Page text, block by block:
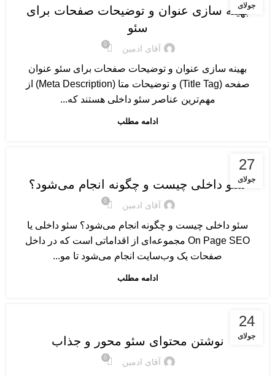
جولای
بهینه سازی عنوان و توضیحات صفحات برای
سئو
آقای ادمین 0
بهینه سازی عنوان و توضیحات صفحات برای سئو عنوان
صفحه (Title Tag) و توضیحات متا (Meta Description) از
مهم‌ترین عناصر سئو داخلی هستند که...
ادامه مطلب
27
جولای
آموزش سئو پایه و مقدماتی
سئو داخلی چیست و چگونه انجام می‌شود؟
آقای ادمین 0
سئو داخلی چیست و چگونه انجام می‌شود؟ سئو داخلی یا
On Page SEO مجموعه‌ای از اقداماتی است که در داخل
صفحات یک وب‌سایت انجام می‌شود تا مو...
ادامه مطلب
24
جولای
آموزش سئو پایه و مقدماتی
نوشتن محتوای سئو محور و جذاب
آقای ادمین 0